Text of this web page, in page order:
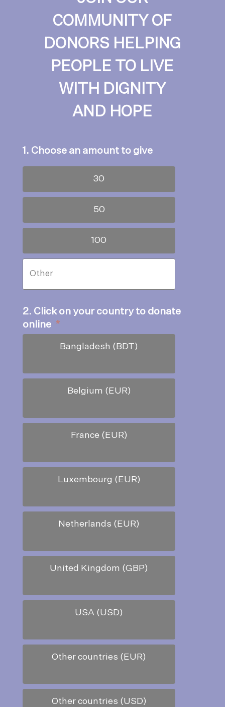
COMMUNITY OF
DONORS HELPING
PEOPLE TO LIVE
WITH DIGNITY
AND HOPE
1. Choose an amount to give
30
50
100
2. Click on your country to donate
online *
Bangladesh (BDT)
Belgium (EUR)
France (EUR)
Luxembourg (EUR)
Netherlands (EUR)
United Kingdom (GBP)
USA (USD)
Other countries (EUR)
Other countries (USD)